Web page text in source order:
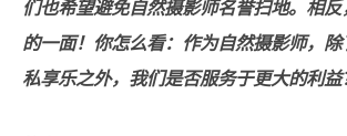
们也希望避免自然摄影师名誉扫地。相
的一面！你怎么看：作为自然摄影师，
私享乐之外，我们是否服务于更大的利益